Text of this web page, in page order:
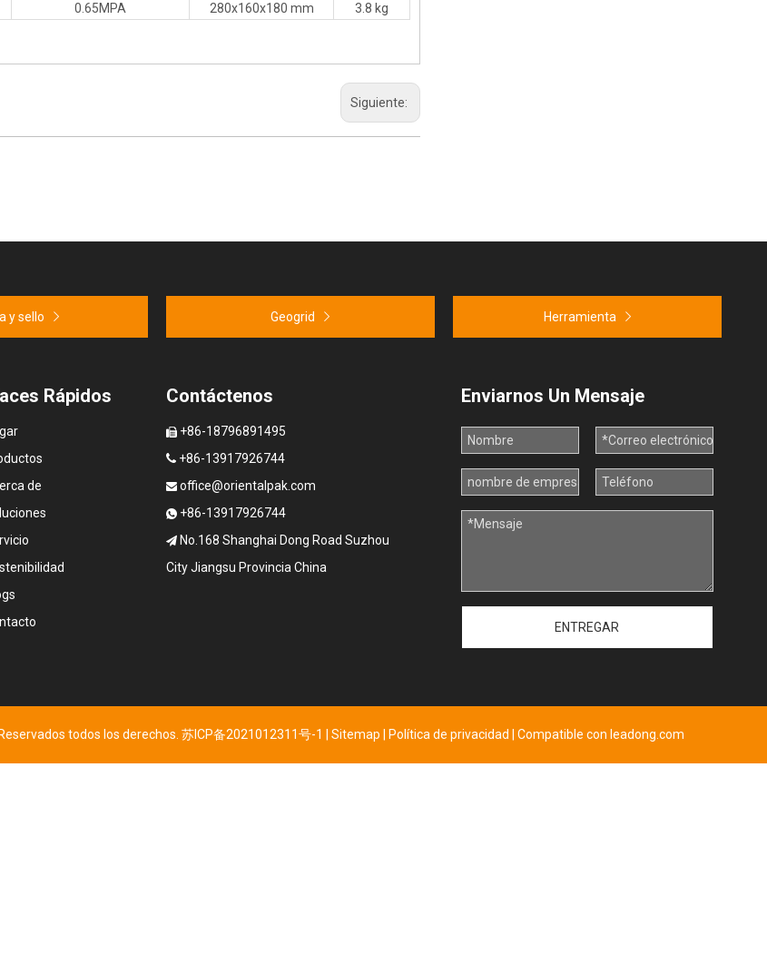
0.65MPA 280x160x180 mm 3.8 kg
Siguiente:
y sello Geogrid Herramienta
Rápidos
de
Contáctenos
+86-18796891495
+86-13917926744
 office@orientalpak.com
 +86-13917926744
No.168 Shanghai Dong Road Suzhou
City Jiangsu Provincia China
Enviarnos Un Mensaje
ENTREGAR
todos los derechos. 苏ICP备2021012311号-1 Sitemap Política de privacidad | Compatible con leadong.com